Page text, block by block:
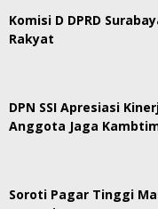
Komisi D DPRD
Rakyat
DPN SSI Apresiasi
Anggota Jaga
Soroti Pagar Tinggi